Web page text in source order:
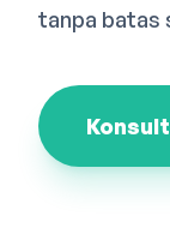
tanpa batas